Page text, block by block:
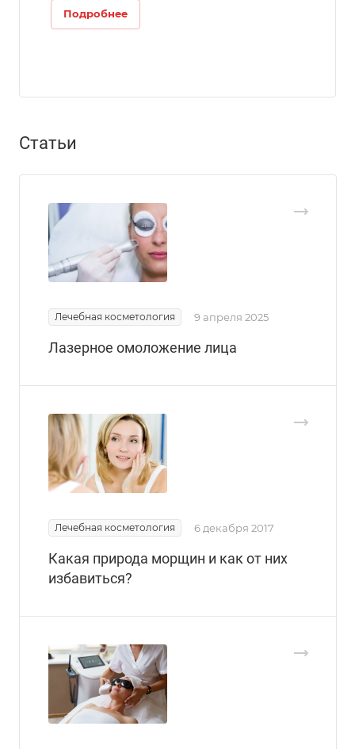
Подробнее
Статьи
Лечебная косметология 9 апреля 2025
Лазерное омоложение лица
Лечебная косметология 6 декабря 2017
Какая природа морщин и как от них
избавиться?